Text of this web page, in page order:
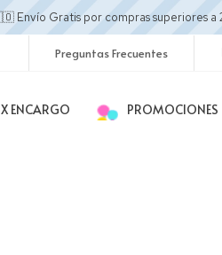
Envío Gratis por compras superiores
Preguntas Frecuentes
ENCARGO PROMOCIONES